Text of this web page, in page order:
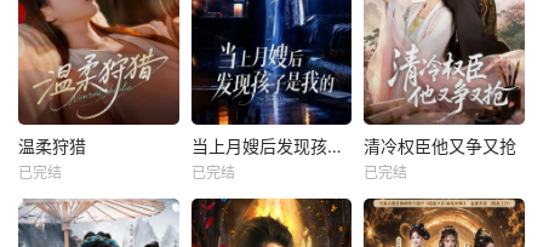
温柔狩猎
已完结
当上月嫂后发现孩子是我的
已完结
清冷权臣他又争又抢
已完结